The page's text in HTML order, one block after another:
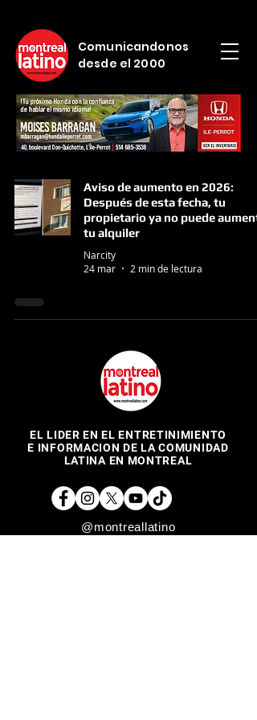
Comunicandonos
desde el 2000
Aviso de aumento en 2026:
Después de esta fecha, tu
propietario ya no puede
tu alquiler
Narcity
24 mar
2 min de lectura
EL LIDER EN EL ENTRETINIMIENTO
E INFORMACION DE LA COMUNIDAD
LATINA EN MONTREAL
@montreallatino